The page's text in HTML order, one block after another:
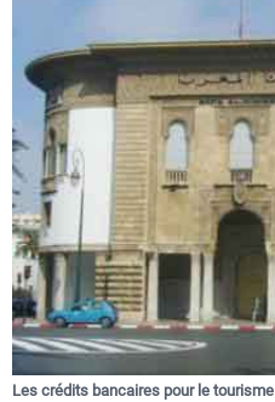
Les crédits bancaires pour le tourisme